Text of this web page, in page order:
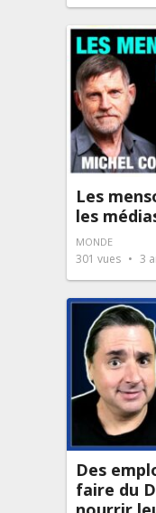
Les
les
MONDE
301 vues 3
Des
faire du